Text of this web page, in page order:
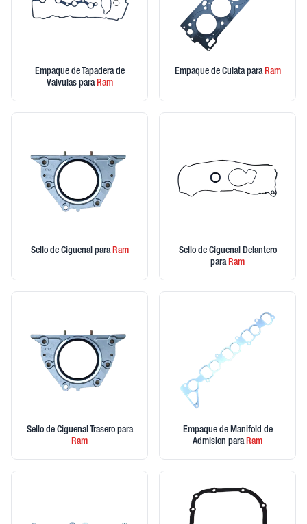
Empaque de Tapadera de
Valvulas paraRam
Empaque de Culata paraRam
Sello de Ciguenal paraRam
Sello de Ciguenal Delantero
paraRam
Sello de Ciguenal Trasero para
Ram
Empaque de Manifold de
Admision paraRam